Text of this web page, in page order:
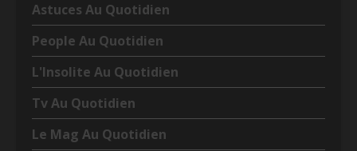
Astuces Au Quotidien
People Au Quotidien
L'Insolite Au Quotidien
Tv Au Quotidien
Le Mag Au Quotidien